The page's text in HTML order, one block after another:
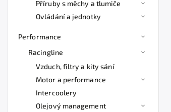
Příruby s měchy a tlumiče
Ovládání a jednotky
Performance
Racingline
Vzduch, filtry a kity sání
Motor a performance
Intercoolery
Olejový management